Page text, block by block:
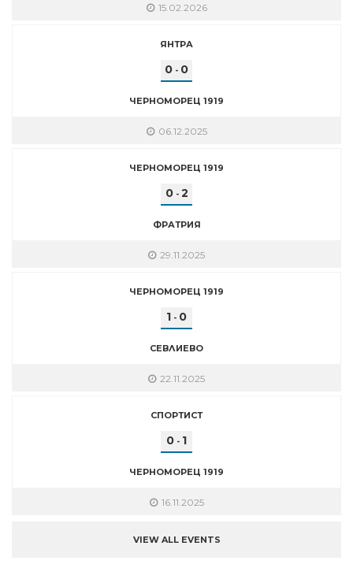
15.02.2026
ЯНТРА
0 - 0
ЧЕРНОМОРЕЦ 1919
06.12.2025
ЧЕРНОМОРЕЦ 1919
0- 2
ФРАТРИЯ
29.11.2025
ЧЕРНОМОРЕЦ 1919
1 - 0
СЕВЛИЕВО
22.11.2025
СПОРТИСТ
0 - 1
ЧЕРНОМОРЕЦ 1919
16.11.2025
VIEW ALL EVENTS